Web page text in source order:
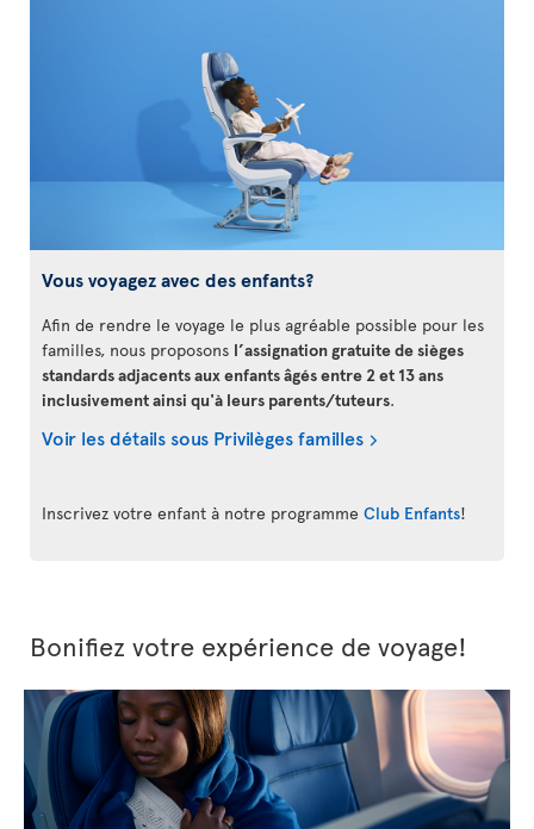
Vous voyagez avec des enfants?
Afin de rendre le voyage le plus agréable possible pour les
familles, nous proposons l’assignation gratuite de sièges
standards adjacents aux enfants âgés entre 2 et 13 ans
inclusivement ainsi qu'à leurs parents/tuteurs.
Voir les détails sous Privilèges familles
Inscrivez votre enfant à notre programme Club Enfants!
Bonifiez votre expérience de voyage!